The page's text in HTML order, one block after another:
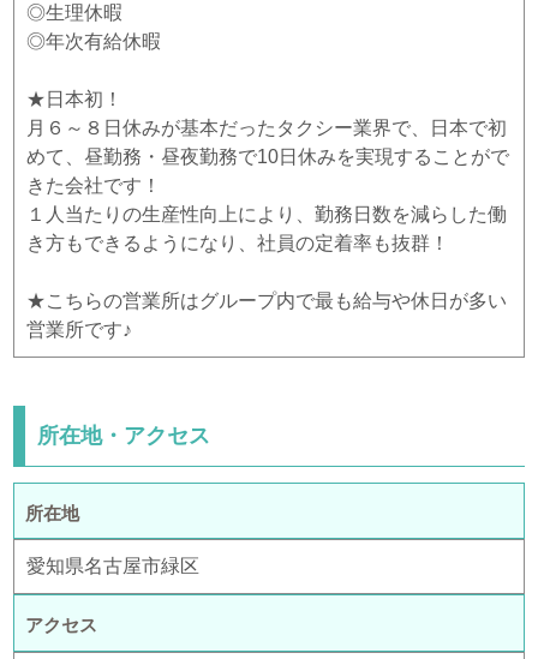
◎生理休暇
◎年次有給休暇
★日本初！
月６～８日休みが基本だったタクシー業界で、日本で初
めて、昼勤務・昼夜勤務で10日休みを実現することがで
きた会社です！
１人当たりの生産性向上により、勤務日数を減らした働
き方もできるようになり、社員の定着率も抜群！
★こちらの営業所はグループ内で最も給与や休日が多い
営業所です♪
所在地・アクセス
所在地
愛知県名古屋市緑区
アクセス